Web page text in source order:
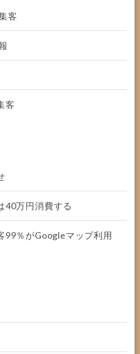
客
客
40万円消費する
99％がGoogleマップ利用